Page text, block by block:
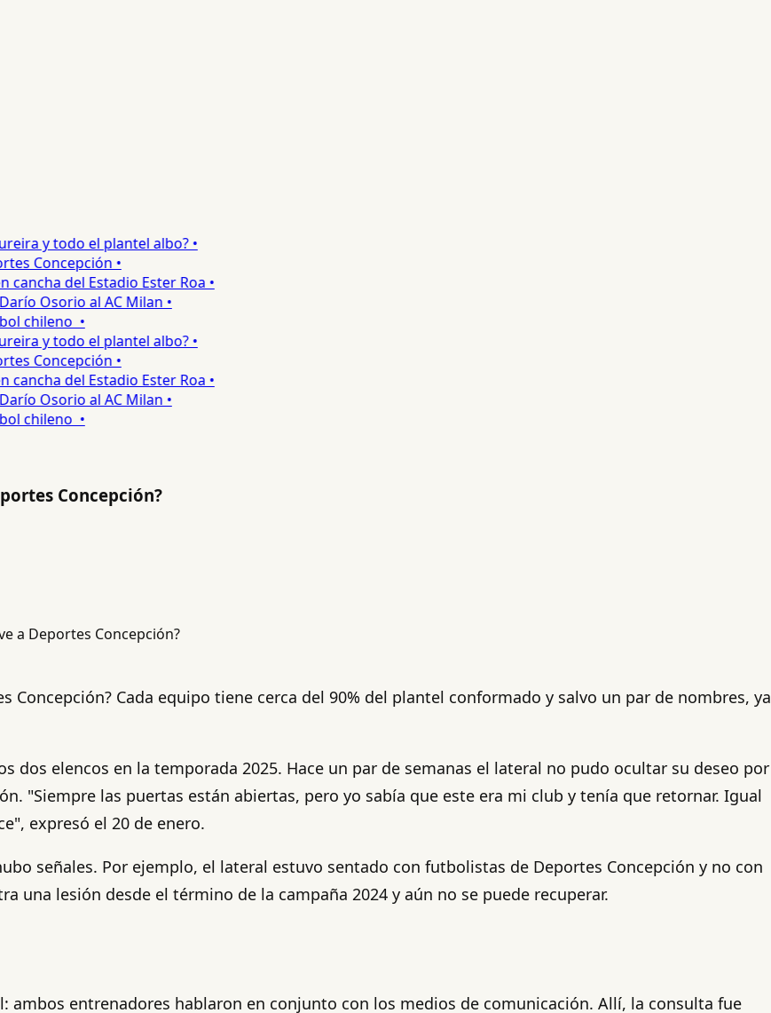
y todo el plantel albo? •
Concepción •
del Estadio Ester Roa •
Osorio al AC Milan •
chileno •
y todo el plantel albo? •
Concepción •
del Estadio Ester Roa •
Osorio al AC Milan •
chileno •
Concepción?
Concepción? Cada equipo tiene cerca del 90% del plantel conformado y salvo un par de nombres, ya
dos elencos en la temporada 2025. Hace un par de semanas el lateral no pudo ocultar su deseo por
"Siempre las puertas están abiertas, pero yo sabía que este era mi club y tenía que retornar. Igual
expresó el 20 de enero.
señales. Por ejemplo, el lateral estuvo sentado con futbolistas de Deportes Concepción y no con
una lesión desde el término de la campaña 2024 y aún no se puede recuperar.
ambos entrenadores hablaron en conjunto con los medios de comunicación. Allí, la consulta fue